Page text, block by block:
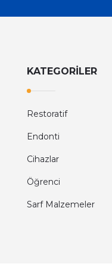
KATEGORİLER
Restoratif
Endonti
Cihazlar
Öğrenci
Sarf Malzemeler